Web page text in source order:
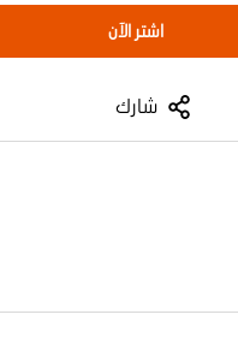
اشتر الآن
شارك